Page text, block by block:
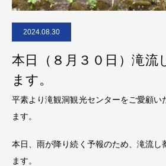
2024.08.30
本日（８月３０日）滝流
ます。
平素より滝観洞観光センターをご愛顧い
ます。
本日、雨が降り続く予報のため、滝流し
ます。